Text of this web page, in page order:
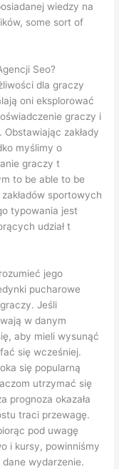
wiedzy na
some sort of
Seo?
dla graczy
oni eksplorować
graczy i
zakłady
myślimy o
graczy t
to be able to be
sportowych
typowania jest
udział t
jego
pucharowe
Jeśli
w danym
aby mieli wysunąć
się wcześniej.
się popularną
utrzymać się
prognoza okazała
traci przewagę.
pod uwagę
i kursy, powinniśmy
wydarzenie.